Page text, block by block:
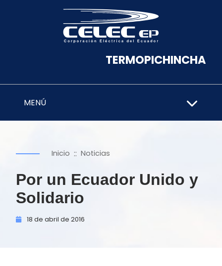
TERMOPICHINCHA
MENÚ
Inicio :: Noticias
Por un Ecuador Unido y
Solidario
18 de abril de 2016